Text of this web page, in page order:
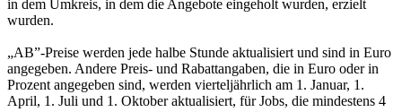
in dem Umkreis, in dem die Angebote eingeholt wurden, erzielt
wurden.
„AB”-Preise werden jede halbe Stunde aktualisiert und sind in Euro
angegeben. Andere Preis- und Rabattangaben, die in Euro oder in
Prozent angegeben sind, werden vierteljährlich am 1. Januar, 1.
April, 1. Juli und 1. Oktober aktualisiert, für Jobs, die mindestens 4